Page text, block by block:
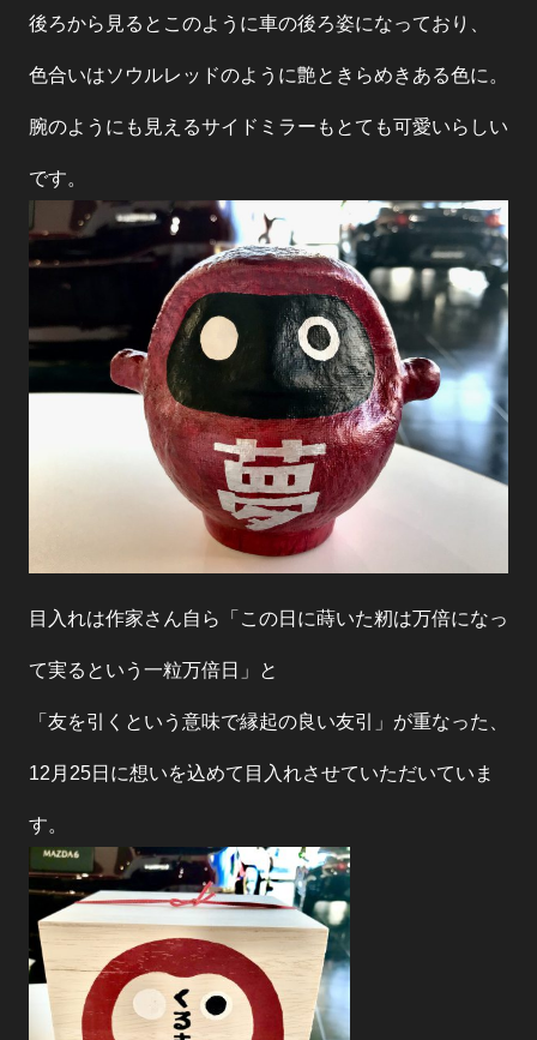
後ろから見るとこのように車の後ろ姿になっており、
色合いはソウルレッドのように艶ときらめきある色に。
腕のようにも見えるサイドミラーもとても可愛いらしい
です。
目入れは作家さん自ら「この日に蒔いた籾は万倍になっ
て実るという一粒万倍日」と
「友を引くという意味で縁起の良い友引」が重なった、
12月25日に想いを込めて目入れさせていただいていま
す。